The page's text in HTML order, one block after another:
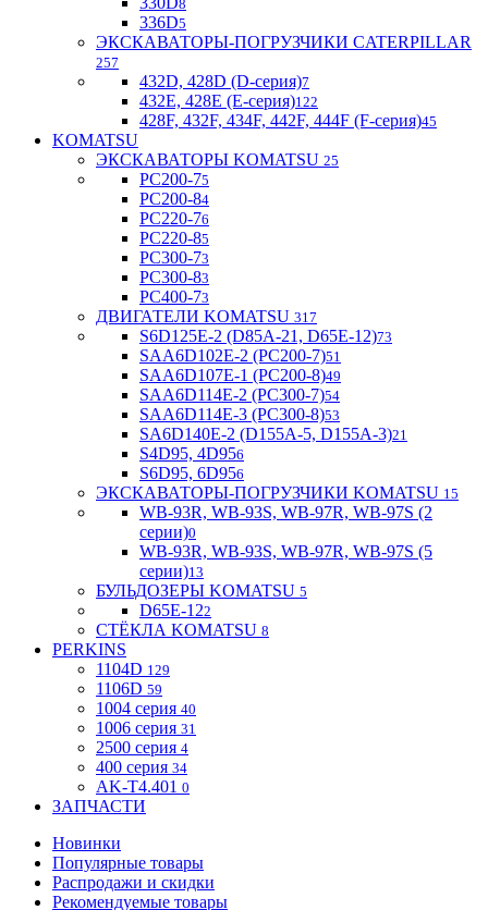
8
336D5
ЭКСКАВАТОРЫ-ПОГРУЗЧИКИ CATERPILLAR
257
432D, 428D (D-серия)7
432E, 428E (E-серия)122
428F, 432F, 434F, 442F, 444F (F-серия)45
KOMATSU
ЭКСКАВАТОРЫ KOMATSU 25
PC200-75
PC200-84
PC220-76
PC220-85
PC300-73
PC300-83
PC400-73
ДВИГАТЕЛИ KOMATSU 317
S6D125E-2 (D85A-21, D65E-12)73
SAA6D102E-2 (PC200-7)51
SAA6D107E-1 (PC200-8)49
SAA6D114E-2 (PC300-7)54
SAA6D114E-3 (PC300-8)53
SA6D140E-2 (D155A-5, D155A-3)21
S4D95, 4D956
S6D95, 6D956
ЭКСКАВАТОРЫ-ПОГРУЗЧИКИ KOMATSU 15
WB-93R, WB-93S, WB-97R, WB-97S (2
серии)0
WB-93R, WB-93S, WB-97R, WB-97S (5
серии)13
БУЛЬДОЗЕРЫ KOMATSU 5
D65E-122
СТЁКЛА KOMATSU 8
PERKINS
1104D 129
1106D 59
1004 серия 40
1006 серия 31
2500 серия 4
400 серия 34
AK-T4.401 0
ЗАПЧАСТИ
Новинки
Популярные товары
Распродажи и скидки
Рекомендуемые товары